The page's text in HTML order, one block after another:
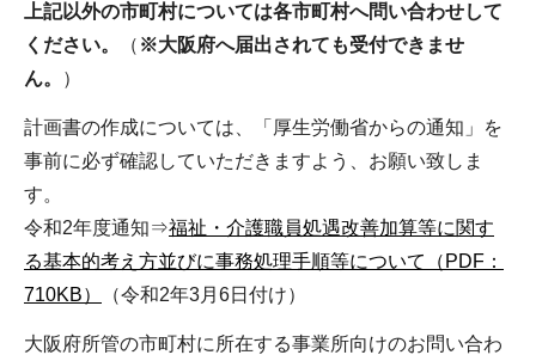
上記以外の市町村については各市町村へ問い合わせして
ください。
（ ※大阪府へ届出されても受付できませ
ん。
）
計画書の作成については、「厚生労働省からの通知」を
事前に必ず確認していただきますよう、お願い致しま
す。
令和2年度通知⇒福祉・介護職員処遇改善加算等に関す
る基本的考え方並びに事務処理手順等について（PDF：
710KB）
（令和2年3月6日付け）
大阪府所管の市町村に所在する事業所向けのお問い合わ